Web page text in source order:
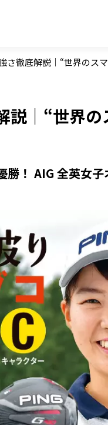
さ徹底解説｜“世界のス
説｜“世界
！ AIG 全英女